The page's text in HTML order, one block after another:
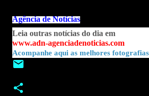
Agência de Notícias
Leia outras notícias do dia em
www.adn-agenciadenoticias.com
Acompanhe aqui as melhores